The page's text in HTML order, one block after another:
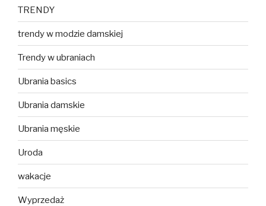
TRENDY
trendy w modzie damskiej
Trendy w ubraniach
Ubrania basics
Ubrania damskie
Ubrania męskie
Uroda
wakacje
Wyprzedaż